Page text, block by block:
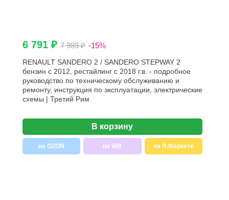
6 791 ₽ 7 989 ₽ -15%
RENAULT SANDERO 2 / SANDERO STEPWAY 2
бензин с 2012, рестайлинг с 2018 г.в. - подробное
руководство по техническому обслуживанию и
ремонту, инструкция по эксплуатации, электрические
схемы | Третий Рим
В корзину
на OZON на WB на Я.Маркете